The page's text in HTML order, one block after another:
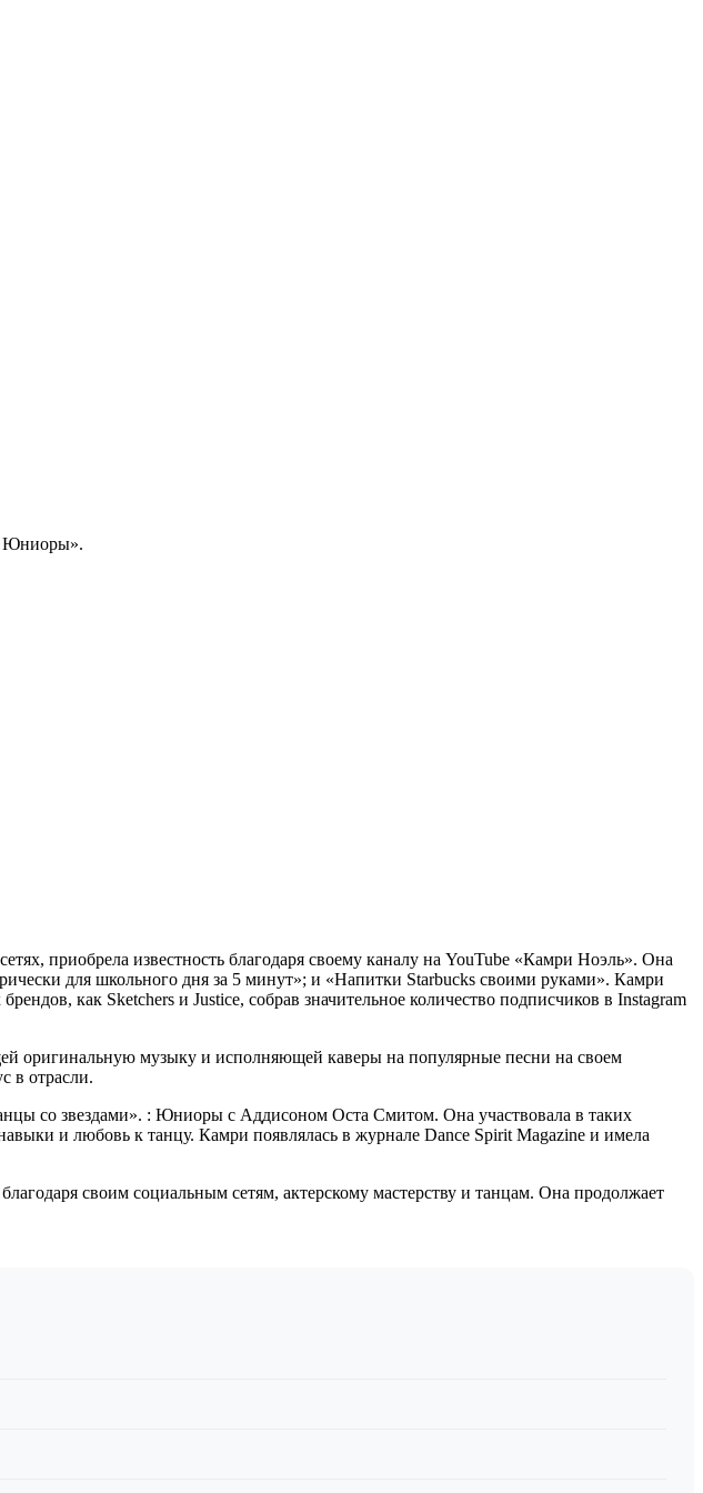
Юниоры».
приобрела известность благодаря своему каналу на YouTube «Камри Ноэль». Она
для школьного дня за 5 минут»; и «Напитки Starbucks своими руками». Камри
как Sketchers и Justice, собрав значительное количество подписчиков в Instagram
оригинальную музыку и исполняющей каверы на популярные песни на своем
в отрасли.
со звездами». : Юниоры с Аддисоном Оста Смитом. Она участвовала в таких
и любовь к танцу. Камри появлялась в журнале Dance Spirit Magazine и имела
своим социальным сетям, актерскому мастерству и танцам. Она продолжает